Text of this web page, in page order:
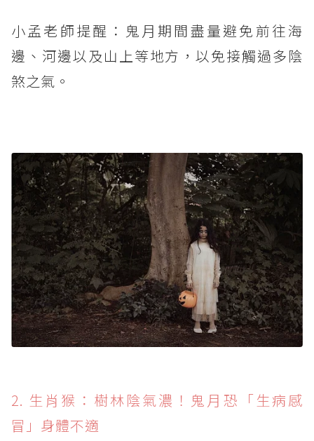
小孟老師提醒：鬼月期間盡量避免前往海
邊、河邊以及山上等地方，以免接觸過多陰
煞之氣。
2. 生肖猴：樹林陰氣濃！鬼月恐「生病感
冒」身體不適